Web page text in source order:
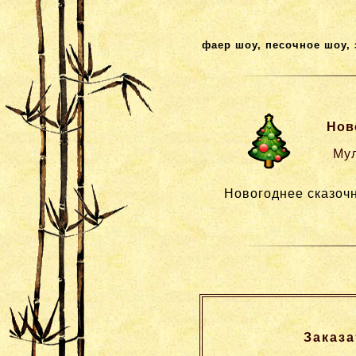
фаер шоу, песочное шоу,
Новогоднее